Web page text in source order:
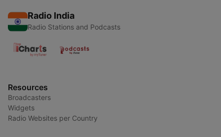
Radio India
Radio Stations and Podcasts
Resources
Broadcasters
Widgets
Radio Websites per Country